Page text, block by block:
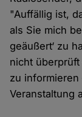
"Auffällig ist,
als Sie mich
geäußert‘ zu
nicht
zu informieren
Veranstaltung